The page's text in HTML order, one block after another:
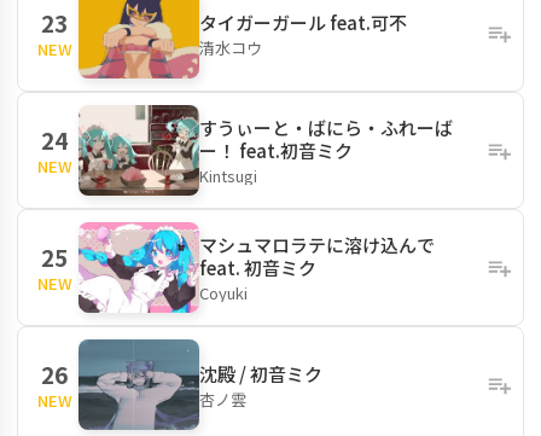
23
NEW
タイガーガール feat.可不
清水コウ
24
NEW
すうぃーと・ばにら・ふれーば
ー！ feat.初音ミク
Kintsugi
25
NEW
マシュマロラテに溶け込んで
feat. 初音ミク
Coyuki
26
NEW
沈殿 / 初音ミク
杏ノ雲